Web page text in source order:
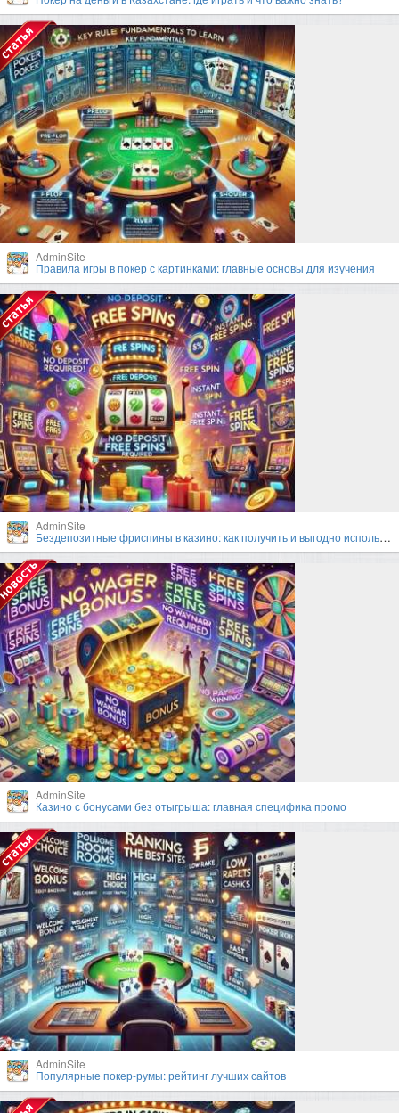
AdminSite
Правила игры в покер с картинками: главные основы для изучения
AdminSite
Бездепозитные фриспины в казино: как получить и выгодно использовать?
AdminSite
Казино с бонусами без отыгрыша: главная специфика промо
AdminSite
Популярные покер-румы: рейтинг лучших сайтов